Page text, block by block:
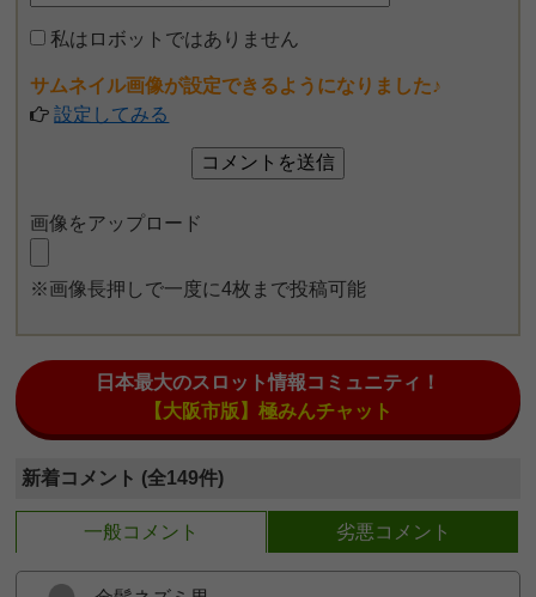
私はロボットではありません
サムネイル画像が設定できるようになりました♪
設定してみる
画像をアップロード
※画像長押しで一度に4枚まで投稿可能
日本最大のスロット情報コミュニティ！
【大阪市版】極みんチャット
新着コメント (全149件)
一般コメント 劣悪コメント